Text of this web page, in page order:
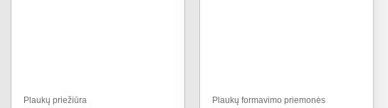
Plaukų priežiūra Plaukų formavimo priemonės